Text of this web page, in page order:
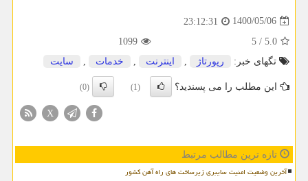
1400/05/06
23:12:31
5.0
/
5
1099
تگهای خبر:
رپورتاژ , اینترنت , خدمات , سایت
این مطلب را می پسندید؟ (1)
(0)
X
تازه ترین مطالب مرتبط
آخرین وضعیت امنیت سایبری زیرساخت های راه آهن کشور